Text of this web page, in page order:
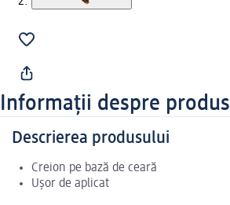
Informații despre produs
Descrierea produsului
Creion pe bază de ceară
Ușor de aplicat